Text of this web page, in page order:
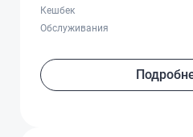
Кешбек
Обслуживания